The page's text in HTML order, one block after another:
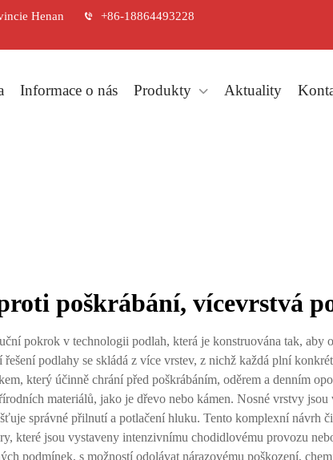
Henan
+86-18864493228
Informace o nás Produkty Aktuality
poškrábání, vícevrstvá
pokrok v technologii podlah, která je konstruována tak, aby
podlahy se skládá z více vrstev, z nichž každá plní
který účinně chrání před poškrábáním, oděrem a denním
materiálů, jako je dřevo nebo kámen. Nosné vrstvy
správné přilnutí a potlačení hluku. Tento komplexní návrh
které jsou vystaveny intenzivnímu chodidlovému provozu
podmínek, s možností odolávat nárazovému poškození,